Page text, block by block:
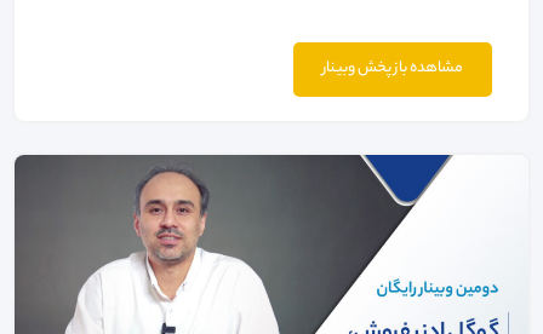
مشاهده باز پخش وبینار